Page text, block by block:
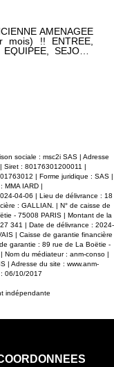
PIED:
INSERT,
BUREAU,
sociale : msc2i SAS | Adresse
: 80176301200011 |
| Forme juridique : SAS |
IARD |
04-06 | Lieu de délivrance : 18
: GALLIAN. | N° de caisse de
- 75008 PARIS | Montant de la
341 | Date de délivrance : 2024-
| Caisse de garantie financière
garantie : 89 rue de La Boëtie -
du médiateur : anm-conso |
| Adresse du site : www.anm-
06/10/2017
indépendante